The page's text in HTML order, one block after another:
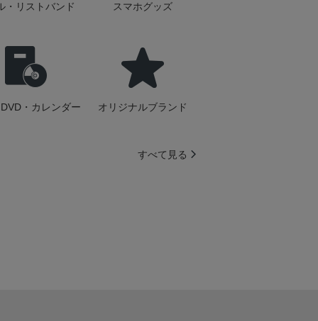
・リストバンド スマホグッズ
・カレンダー オリジナルブランド
すべて見る